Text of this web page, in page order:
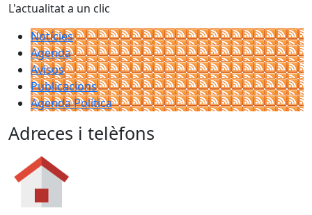
L'actualitat a un clic
Notícies
Agenda
Avisos
Publicacions
Agenda Política
Adreces i telèfons